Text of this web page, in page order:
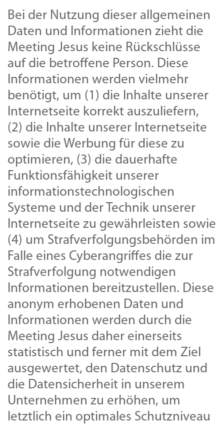
Bei der Nutzung dieser allgemeinen
Daten und Informationen zieht die
Meeting Jesus keine Rückschlüsse
auf die betroffene Person. Diese
Informationen werden vielmehr
benötigt, um (1) die Inhalte unserer
Internetseite korrekt auszuliefern,
(2) die Inhalte unserer Internetseite
sowie die Werbung für diese zu
optimieren, (3) die dauerhafte
Funktionsfähigkeit unserer
informationstechnologischen
Systeme und der Technik unserer
Internetseite zu gewährleisten sowie
(4) um Strafverfolgungsbehörden im
Falle eines Cyberangriffes die zur
Strafverfolgung notwendigen
Informationen bereitzustellen. Diese
anonym erhobenen Daten und
Informationen werden durch die
Meeting Jesus daher einerseits
statistisch und ferner mit dem Ziel
ausgewertet, den Datenschutz und
die Datensicherheit in unserem
Unternehmen zu erhöhen, um
letztlich ein optimales Schutzniveau